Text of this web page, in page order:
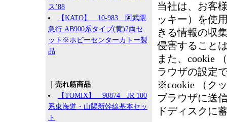
ス’88
【KATO】 10-983 阿武隈
急行 AB900系タイプ(黄)2両セ
ット※ホビーセンターカトー製
品
｜売れ筋商品
【TOMIX】 98874 JR 100
系東海道・山陽新幹線基本セッ
ト
当社は、お客
ッキー）を使
きる情報の収
侵害すること
また、cookie
ラウザの設定
※cookie （ク
ブラウザに送
ドディスクに